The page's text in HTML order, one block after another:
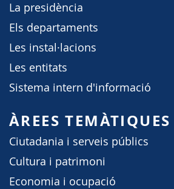
La presidència
Els departaments
Les instal·lacions
Les entitats
Sistema intern d'informació
ÀREES TEMÀTIQUES
Ciutadania i serveis públics
Cultura i patrimoni
Economia i ocupació